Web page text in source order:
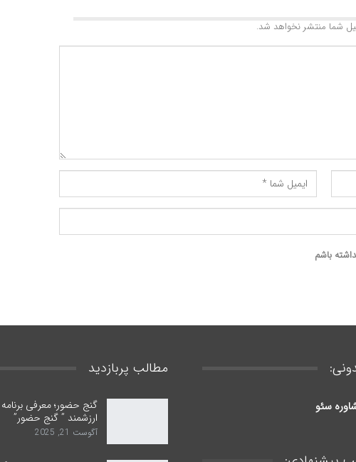
شما منتشر نخواهد شد.
باشم
سئو
مطالب پربازدید
گنج حضور؛ معرفی برنامه
ارزشمند ” گنج حضور”
آگوست 21, 2025